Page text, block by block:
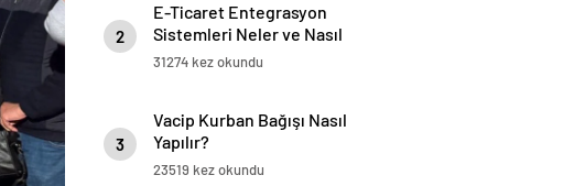
2
E-Ticaret Entegrasyon
Sistemleri Neler ve Nasıl
Yapılır?
31274 kez okundu
3
Vacip Kurban Bağışı Nasıl
Yapılır?
23519 kez okundu